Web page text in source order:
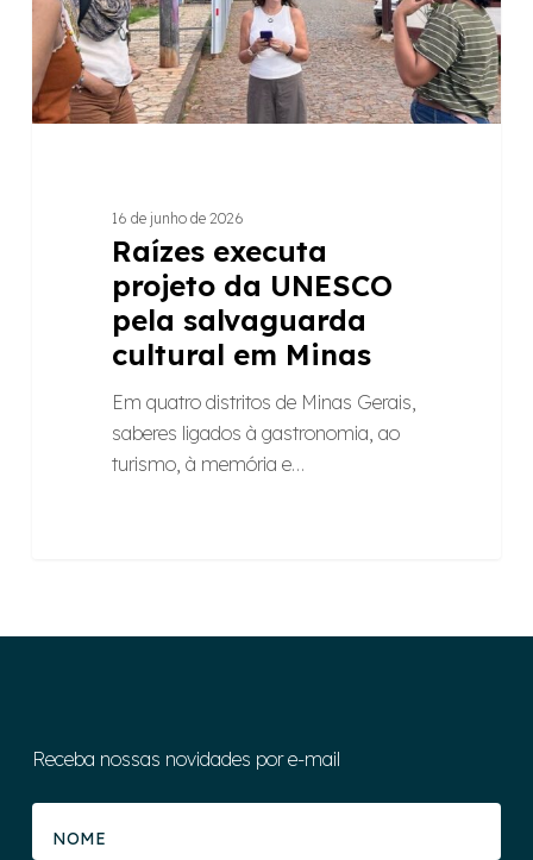
salvaguarda
cultural
em
Minas
16 de junho de 2026
Raízes executa
projeto da UNESCO
pela salvaguarda
cultural em Minas
Em quatro distritos de Minas Gerais,
saberes ligados à gastronomia, ao
turismo, à memória e…
Receba nossas novidades por e-mail